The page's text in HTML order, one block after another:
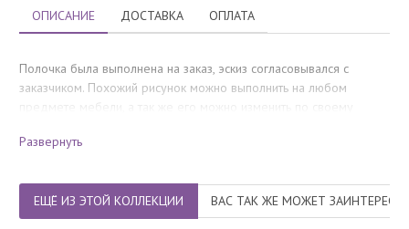
ОПИСАНИЕ ДОСТАВКА ОПЛАТА
Полочка была выполнена на заказ, эскиз согласовывался с
заказчиком. Похожий рисунок можно выполнить на любом
Развернуть
ЕЩЁ ИЗ ЭТОЙ КОЛЛЕКЦИИ ВАС ТАК ЖЕ МОЖЕТ